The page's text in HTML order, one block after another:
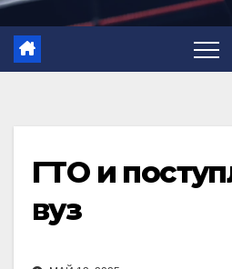
ГТО и
вуз